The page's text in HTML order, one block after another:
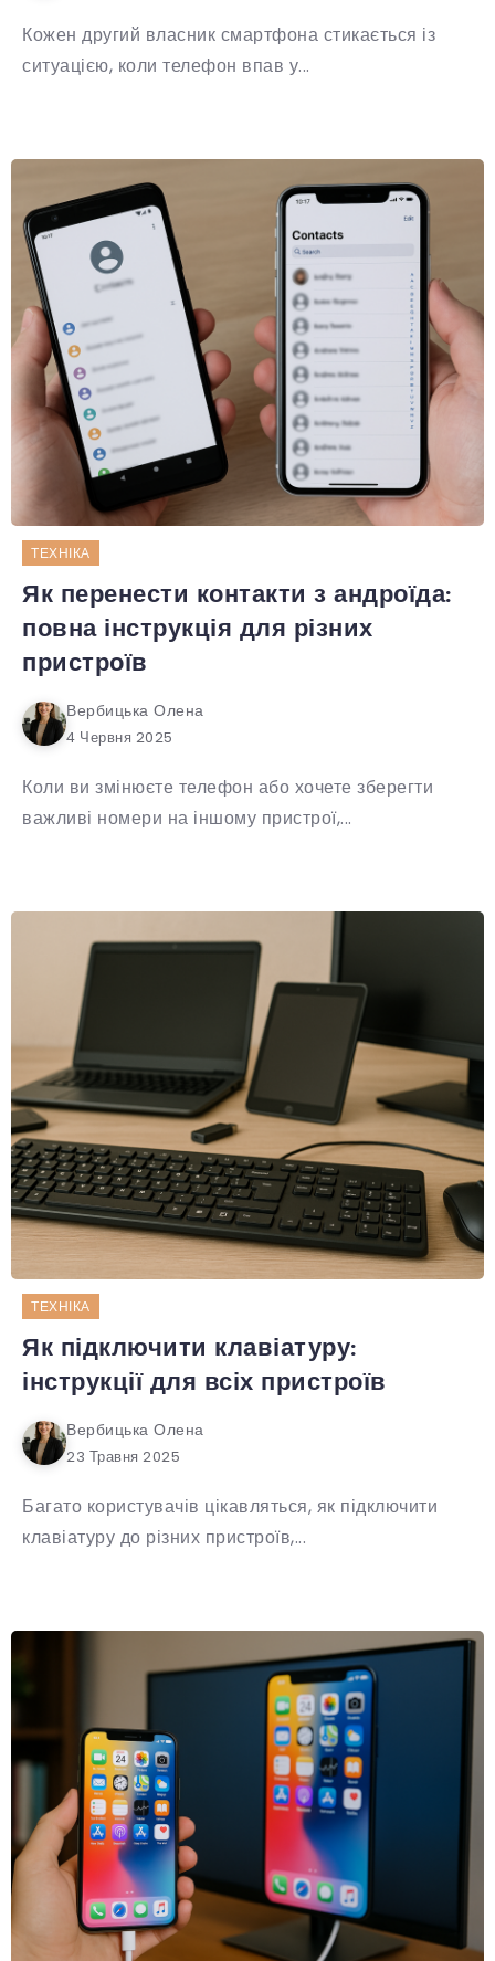
Кожен другий власник смартфона стикається із
ситуацією, коли телефон впав у...
ТЕХНІКА
Як перенести контакти з андроїда:
повна інструкція для різних
пристроїв
Вербицька Олена
4 Червня 2025
Коли ви змінюєте телефон або хочете зберегти
важливі номери на іншому пристрої,...
ТЕХНІКА
Як підключити клавіатуру:
інструкції для всіх пристроїв
Вербицька Олена
23 Травня 2025
Багато користувачів цікавляться, як підключити
клавіатуру до різних пристроїв,...